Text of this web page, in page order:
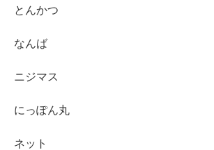
とんかつ
なんば
ニジマス
にっぽん丸
ネット